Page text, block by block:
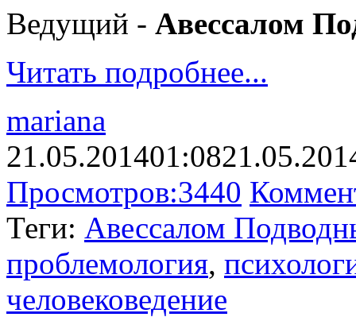
Ведущий - Авессалом
Читать подробнее...
mariana
21.05.201401:08
Просмотров:3440
Теги: Авессалом
проблемология,
человековедение